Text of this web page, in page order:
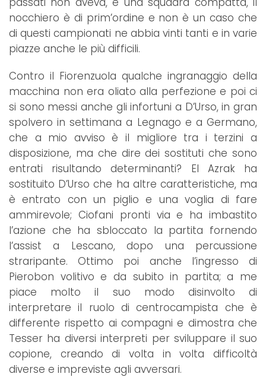
nocchiero è di prim’ordine e non è un caso che
di questi campionati ne abbia vinti tanti e in varie
piazze anche le più difficili.
Contro il Fiorenzuola qualche ingranaggio della
macchina non era oliato alla perfezione e poi ci
si sono messi anche gli infortuni a D’Urso, in gran
spolvero in settimana a Legnago e a Germano,
che a mio avviso è il migliore tra i terzini a
disposizione, ma che dire dei sostituti che sono
entrati risultando determinanti? El Azrak ha
sostituito D’Urso che ha altre caratteristiche, ma
è entrato con un piglio e una voglia di fare
ammirevole; Ciofani pronti via e ha imbastito
l’azione che ha sbloccato la partita fornendo
l’assist a Lescano, dopo una percussione
straripante. Ottimo poi anche l’ingresso di
Pierobon volitivo e da subito in partita; a me
piace molto il suo modo disinvolto di
interpretare il ruolo di centrocampista che è
differente rispetto ai compagni e dimostra che
Tesser ha diversi interpreti per sviluppare il suo
copione, creando di volta in volta difficoltà
diverse e impreviste agli avversari.